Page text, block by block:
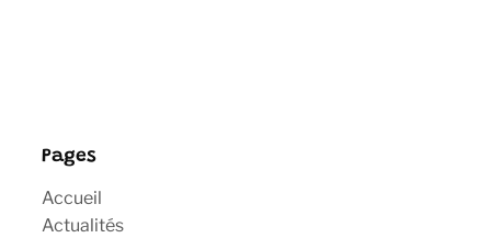
Pages
Accueil
Actualités